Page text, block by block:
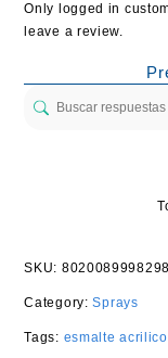
Only logged in
leave a review.
SKU: 8020089998298
Category:Sprays
Tags: esmalte acrilico